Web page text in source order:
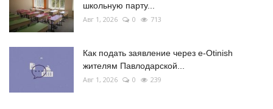
школьную парту...
Авг 1, 2026 0 713
Как подать заявление через e-Otinish
жителям Павлодарской...
Авг 1, 2026 0 239